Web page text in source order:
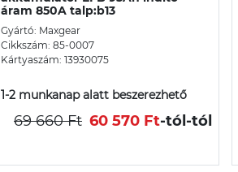
áram 850A talp:b13
Gyártó: Maxgear
Cikkszám: 85-0007
Kártyaszám: 13930075
1-2 munkanap alatt beszerezhető
69 660 Ft 60 570 Ft-tól-tól